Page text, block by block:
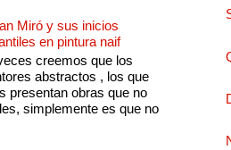
Miró y sus inicios
en pintura naif
creemos que los
abstractos , los que
presentan obras que no
simplemente es que no